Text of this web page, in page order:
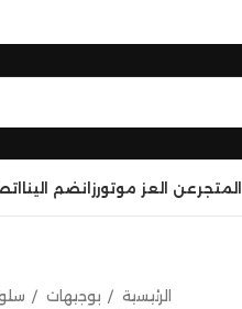
المتجرعن العز موتورزانضم الينا
الرئيسية بوجيهات